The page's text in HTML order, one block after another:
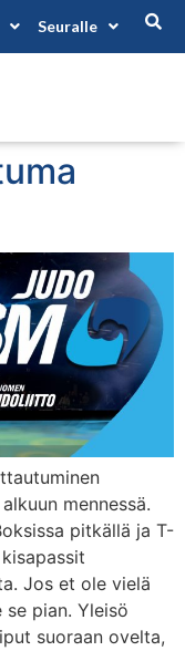
Seuralle
mennessä.
pitkällä ja T-
Jos et ole vielä
pian. Yleisö
suoraan ovelta,